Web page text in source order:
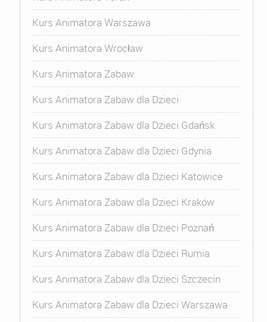
Kurs Animatora Warszawa
Kurs Animatora Wrocław
Kurs Animatora Zabaw
Kurs Animatora Zabaw dla Dzieci
Kurs Animatora Zabaw dla Dzieci Gdańsk
Kurs Animatora Zabaw dla Dzieci Gdynia
Kurs Animatora Zabaw dla Dzieci Katowice
Kurs Animatora Zabaw dla Dzieci Kraków
Kurs Animatora Zabaw dla Dzieci Poznań
Kurs Animatora Zabaw dla Dzieci Rumia
Kurs Animatora Zabaw dla Dzieci Szczecin
Kurs Animatora Zabaw dla Dzieci Warszawa